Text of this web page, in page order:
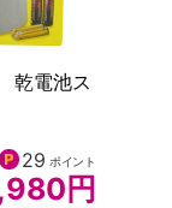
電池ス
29 ポイント
円